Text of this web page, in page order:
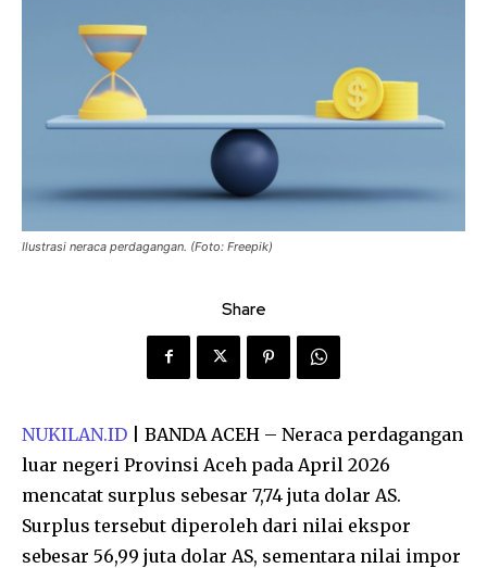
Ilustrasi neraca perdagangan. (Foto: Freepik)
Share
NUKILAN.ID | BANDA ACEH – Neraca perdagangan
luar negeri Provinsi Aceh pada April 2026
mencatat surplus sebesar 7,74 juta dolar AS.
Surplus tersebut diperoleh dari nilai ekspor
sebesar 56,99 juta dolar AS, sementara nilai impor